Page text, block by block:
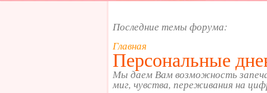
Последние темы форума:
Главная
Персональные
Мы даем Вам возможность
миг, чувства, переживания на